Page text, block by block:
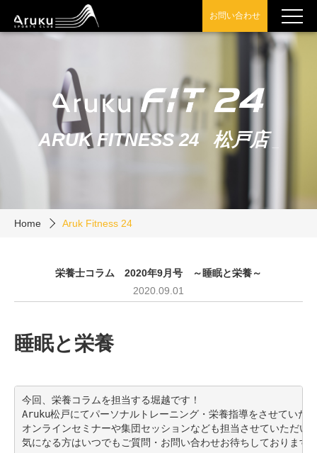
お問い合わせ
ARUK FITNESS 24 松戸店_
Home Aruk Fitness 24
栄養士コラム 2020年9月号 ～睡眠と栄養～
2020.09.01
睡眠と栄養
今回、栄養コラムを担当する堀越です！
Aruku松戸にてパーソナルトレーニング・栄養指導をさせていた
オンラインセミナーや集団セッションなども担当させていただい
気になる方はいつでもご質問・お問い合わせお待ちしております